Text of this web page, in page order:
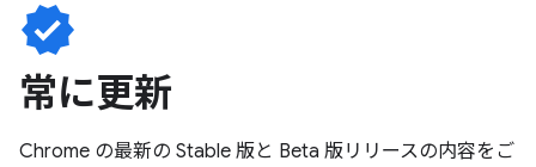
verified
常に更新
Chrome の最新の Stable 版と Beta 版リリースの内容をご